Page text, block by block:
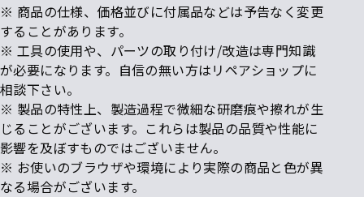
※ 商品の仕様、価格並びに付属品などは予告なく変更
することがあります。
※ 工具の使用や、パーツの取り付け/改造は専門知識
が必要になります。自信の無い方はリペアショップに
相談下さい。
※ 製品の特性上、製造過程で微細な研磨痕や擦れが生
じることがございます。これらは製品の品質や性能に
影響を及ぼすものではございません。
※ お使いのブラウザや環境により実際の商品と色が異
なる場合がございます。